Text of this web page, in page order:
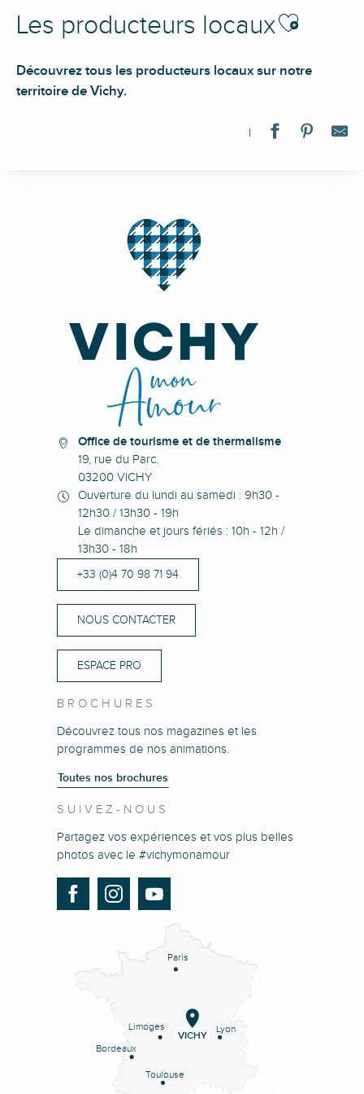
Les producteurs locaux Ajouter aux
Découvrez tous les producteurs locaux sur notre
territoire de Vichy.
Les Ateliers de la Grange
AMAP du Pays de Vichy
Plazenet Karine et Hervé
Randier Farm
GAEC du Champilon
La Font da Chins - Senepin Jean-Yves
Office de tourisme et de thermalisme
19, rue du Parc.
03200 VICHY
Ouverture du lundi au samedi : 9h30 -
12h30 / 13h30 - 19h
Le dimanche et jours fériés : 10h - 12h /
13h30 - 18h
+33 (0)4 70 98 71 94
NOUS CONTACTER
ESPACE PRO
BROCHURES
Découvrez tous nos magazines et les
programmes de nos animations.
Toutes nos brochures
SUIVEZ-NOUS
Partagez vos expériences et vos plus belles
photos avec le #vichymonamour
Paris
Lyon
Limoges
Bordeaux
Toulouse
VICHY